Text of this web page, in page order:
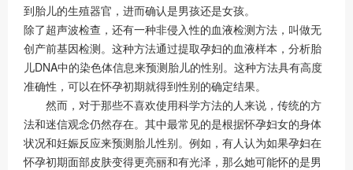
到胎儿的生殖器官，进而确认是男孩还是女孩。
除了超声波检查，还有一种非侵入性的血液检测方法，叫做无
创产前基因检测。这种方法通过提取孕妇的血液样本，分析胎
儿DNA中的染色体信息来预测胎儿的性别。这种方法具有高度
准确性，可以在怀孕初期就得到性别的确定结果。
然而，对于那些不喜欢使用科学方法的人来说，传统的方
法和迷信观念仍然存在。其中最常见的是根据怀孕妇女的身体
状况和妊娠反应来预测胎儿性别。例如，有人认为如果孕妇在
怀孕初期面部皮肤变得更亮丽和有光泽，那么她可能怀的是男